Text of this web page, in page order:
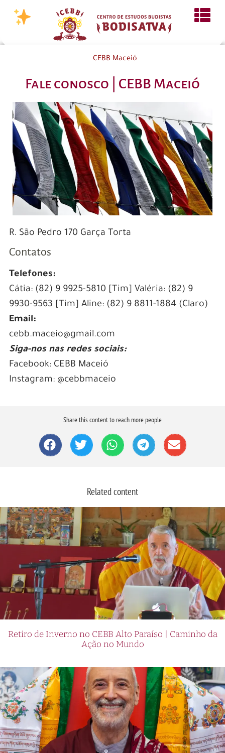
CEBB Maceió
Fale conosco | CEBB Maceió
R. São Pedro 170 Garça Torta
Contatos
Telefones:
Cátia: (82) 9 9925-5810 [Tim] Valéria: (82) 9
9930-9563 [Tim] Aline: (82) 9 8811-1884 (Claro)
Email:
cebb.maceio@gmail.com
Siga-nos nas redes sociais:
Facebook: CEBB Maceió
Instagram: @cebbmaceio
Share this content to reach more people
Related content
Retiro de Inverno no CEBB Alto Paraíso | Caminho da
Ação no Mundo